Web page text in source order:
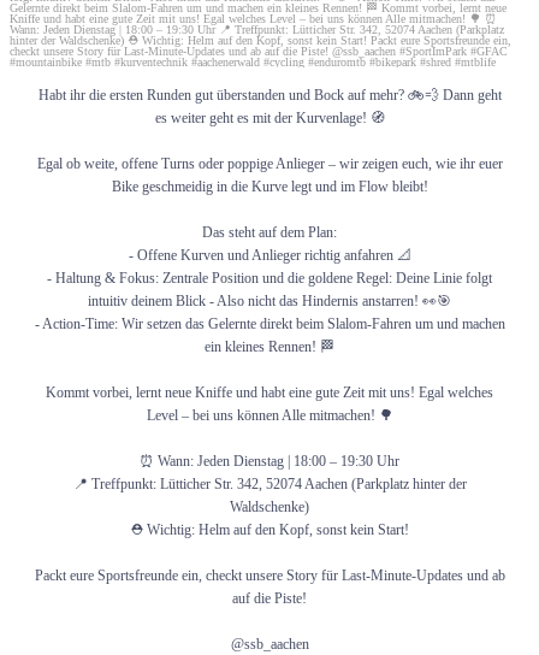
Habt ihr die ersten Runden gut überstanden und Bock auf mehr? 🚲💨 Dann geht
es weiter geht es mit der Kurvenlage! 🧭
Egal ob weite, offene Turns oder poppige Anlieger – wir zeigen euch, wie ihr euer
Bike geschmeidig in die Kurve legt und im Flow bleibt!
Das steht auf dem Plan:
- Offene Kurven und Anlieger richtig anfahren 📐
- Haltung & Fokus: Zentrale Position und die goldene Regel: Deine Linie folgt
intuitiv deinem Blick - Also nicht das Hindernis anstarren! 👀🎯
- Action-Time: Wir setzen das Gelernte direkt beim Slalom-Fahren um und machen
ein kleines Rennen! 🏁
Kommt vorbei, lernt neue Kniffe und habt eine gute Zeit mit uns! Egal welches
Level – bei uns können Alle mitmachen! 🌳
⏰ Wann: Jeden Dienstag | 18:00 – 19:30 Uhr
📍 Treffpunkt: Lütticher Str. 342, 52074 Aachen (Parkplatz hinter der
Waldschenke)
⛑️ Wichtig: Helm auf den Kopf, sonst kein Start!
Packt eure Sportsfreunde ein, checkt unsere Story für Last-Minute-Updates und ab
auf die Piste!
@ssb_aachen